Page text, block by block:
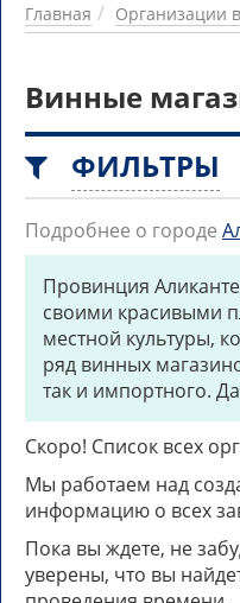
Главная Организации
Винные
ФИЛЬТРЫ
Подробнее о городе
Провинция
своими красивыми
местной культуры,
ряд винных
так и импортного.
Скоро! Список всех
Мы работаем над
информацию о всех
Пока вы ждете, не
уверены, что вы